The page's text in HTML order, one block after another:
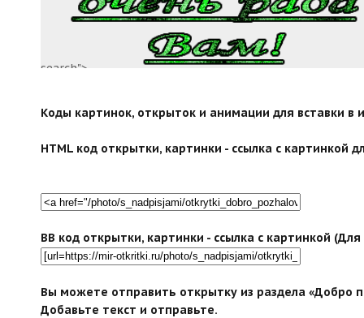
search">
Коды картинок, открыток и анимации для вставки в
HTML код открытки, картинки - ссылка с картинкой
BB код открытки, картинки - ссылка с картинкой
Вы можете отправить открытку из раздела «Добро
Добавьте текст и отправьте.